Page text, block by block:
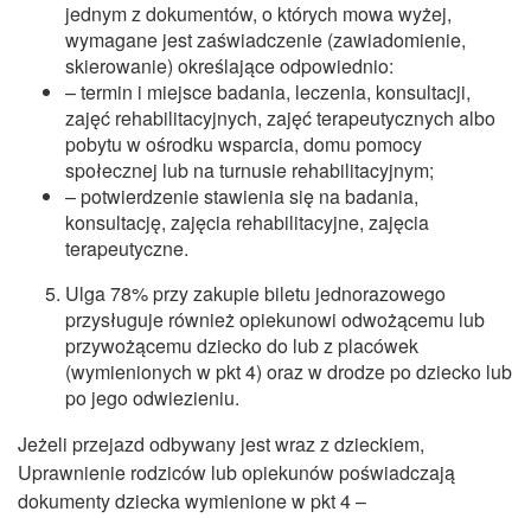
jednym z dokumentów, o których mowa wyżej,
wymagane jest zaświadczenie (zawiadomienie,
skierowanie) określające odpowiednio:
– termin i miejsce badania, leczenia, konsultacji,
zajęć rehabilitacyjnych, zajęć terapeutycznych albo
pobytu w ośrodku wsparcia, domu pomocy
społecznej lub na turnusie rehabilitacyjnym;
– potwierdzenie stawienia się na badania,
konsultację, zajęcia rehabilitacyjne, zajęcia
terapeutyczne.
Ulga 78% przy zakupie biletu jednorazowego
przysługuje również opiekunowi odwożącemu lub
przywożącemu dziecko do lub z placówek
(wymienionych w pkt 4) oraz w drodze po dziecko lub
po jego odwiezieniu.
Jeżeli przejazd odbywany jest wraz z dzieckiem,
Uprawnienie rodziców lub opiekunów poświadczają
dokumenty dziecka wymienione w pkt 4 –